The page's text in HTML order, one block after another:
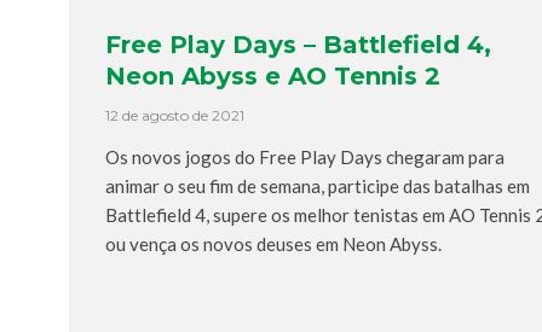
Free Play Days – Battlefield 4,
Neon Abyss e AO Tennis 2
12 de agosto de 2021
Os novos jogos do Free Play Days chegaram para
animar o seu fim de semana, participe das batalhas em
Battlefield 4, supere os melhor tenistas em AO Tennis
ou vença os novos deuses em Neon Abyss.